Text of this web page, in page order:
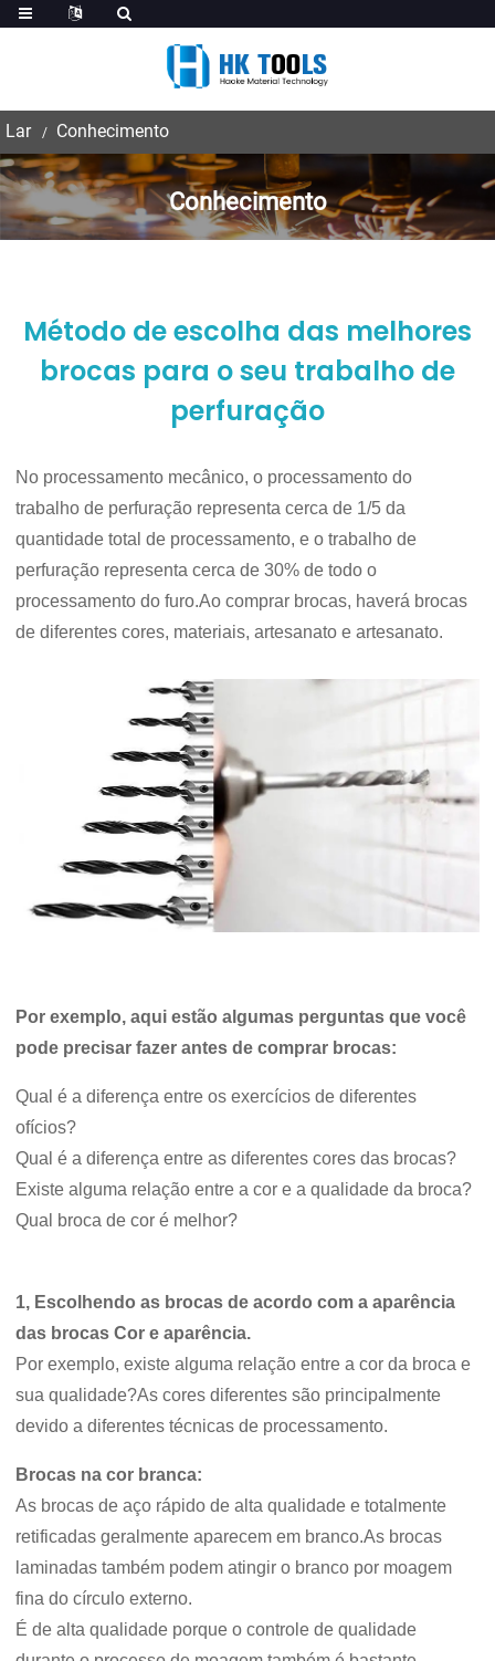
Lar Conhecimento
Conhecimento
Método de escolha das melhores
brocas para o seu trabalho de
perfuração
No processamento mecânico, o processamento do
trabalho de perfuração representa cerca de 1/5 da
quantidade total de processamento, e o trabalho de
perfuração representa cerca de 30% de todo o
processamento do furo.Ao comprar brocas, haverá brocas
de diferentes cores, materiais, artesanato e artesanato.
Por exemplo, aqui estão algumas perguntas que você
pode precisar fazer antes de comprar brocas:
Qual é a diferença entre os exercícios de diferentes
ofícios?
Qual é a diferença entre as diferentes cores das brocas?
Existe alguma relação entre a cor e a qualidade da broca?
Qual broca de cor é melhor?
1, Escolhendo as brocas de acordo com a aparência
das brocas Cor e aparência.
Por exemplo, existe alguma relação entre a cor da broca e
sua qualidade?As cores diferentes são principalmente
devido a diferentes técnicas de processamento.
Brocas na cor branca:
As brocas de aço rápido de alta qualidade e totalmente
retificadas geralmente aparecem em branco.As brocas
laminadas também podem atingir o branco por moagem
fina do círculo externo.
É de alta qualidade porque o controle de qualidade